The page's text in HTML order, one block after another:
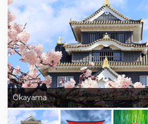
Okayama